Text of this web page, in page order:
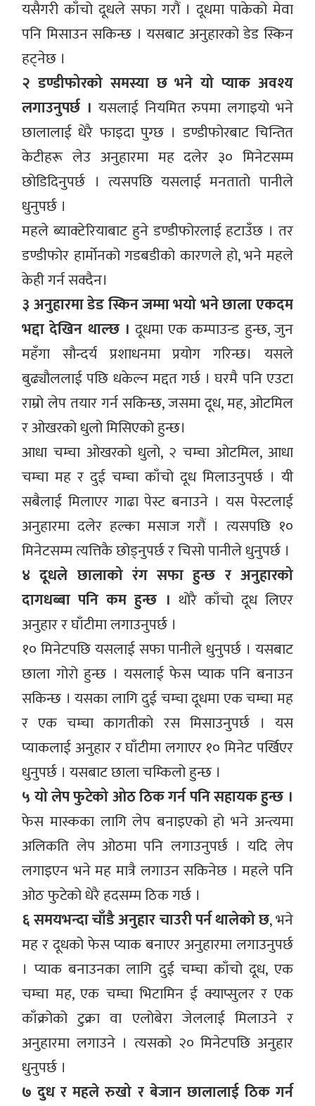
यसैगरी काँचो दूधले सफा गरौं । दूधमा पाकेको मेवा
पनि मिसाउन सकिन्छ । यसबाट अनुहारको डेड स्किन
हट्नेछ ।
२ डण्डीफोरको समस्या छ भने यो प्याक अवश्य
लगाउनुपर्छ । यसलाई नियमित रुपमा लगाइयो भने
छालालाई धेरै फाइदा पुग्छ । डण्डीफोरबाट चिन्तित
केटीहरू लेउ अनुहारमा मह दलेर ३० मिनेटसम्म
छोडिदिनुपर्छ । त्यसपछि यसलाई मनतातो पानीले
धुनुपर्छ ।
महले ब्याक्टेरियाबाट हुने डण्डीफोरलाई हटाउँछ । तर
डण्डीफोर हार्मोनको गडबडीको कारणले हो, भने महले
केही गर्न सक्दैन।
३ अनुहारमा डेड स्किन जम्मा भयो भने छाला एकदम
भद्दा देखिन थाल्छ । दूधमा एक कम्पाउन्ड हुन्छ, जुन
महँगा सौन्दर्य प्रशाधनमा प्रयोग गरिन्छ। यसले
बुढ्यौललाई पछि धकेल्न मद्दत गर्छ । घरमै पनि एउटा
राम्रो लेप तयार गर्न सकिन्छ, जसमा दूध, मह, ओटमिल
र ओखरको धुलो मिसिएको हुन्छ।
आधा चम्चा ओखरको धुलो, २ चम्चा ओटमिल, आधा
चम्चा मह र दुई चम्चा काँचो दूध मिलाउनुपर्छ । यी
सबैलाई मिलाएर गाढा पेस्ट बनाउने । यस पेस्टलाई
अनुहारमा दलेर हल्का मसाज गरौं । त्यसपछि १०
मिनेटसम्म त्यत्तिकै छोड्नुपर्छ र चिसो पानीले धुनुपर्छ ।
४ दूधले छालाको रंग सफा हुन्छ र अनुहारको
दागधब्बा पनि कम हुन्छ । थोरै काँचो दूध लिएर
अनुहार र घाँटीमा लगाउनुपर्छ ।
१० मिनेटपछि यसलाई सफा पानीले धुनुपर्छ । यसबाट
छाला गोरो हुन्छ । यसलाई फेस प्याक पनि बनाउन
सकिन्छ । यसका लागि दुई चम्चा दूधमा एक चम्चा मह
र एक चम्चा कागतीको रस मिसाउनुपर्छ । यस
प्याकलाई अनुहार र घाँटीमा लगाएर १० मिनेट पर्खिएर
धुनुपर्छ । यसबाट छाला चम्किलो हुन्छ ।
५ यो लेप फुटेको ओठ ठिक गर्न पनि सहायक हुन्छ ।
फेस मास्कका लागि लेप बनाइएको हो भने अन्त्यमा
अलिकति लेप ओठमा पनि लगाउनुपर्छ । यदि लेप
लगाइएन भने मह मात्रै लगाउन सकिनेछ । महले पनि
ओठ फुटेको धेरै हदसम्म ठिक गर्छ ।
६ समयभन्दा चाँडै अनुहार चाउरी पर्न थालेको छ, भने
मह र दूधको फेस प्याक बनाएर अनुहारमा लगाउनुपर्छ
। प्याक बनाउनका लागि दुई चम्चा काँचो दूध, एक
चम्चा मह, एक चम्चा भिटामिन ई क्याप्सुलर र एक
काँक्रोको टुक्रा वा एलोबेरा जेललाई मिलाउने र
अनुहारमा लगाउने । त्यसको २० मिनेटपछि अनुहार
धुनुपर्छ ।
७ दुध र महले रुखो र बेजान छालालाई ठिक गर्न